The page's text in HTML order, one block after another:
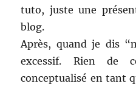
tuto, juste une
blog.
Après, quand je dis
excessif. Rien de
conceptualisé en tant